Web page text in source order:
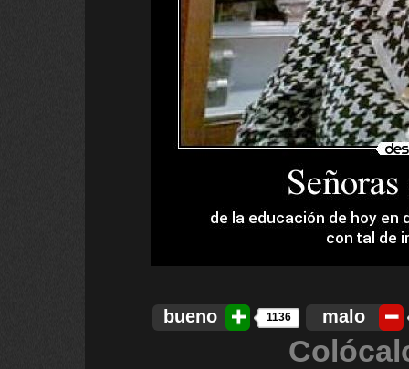
bueno 1136 malo